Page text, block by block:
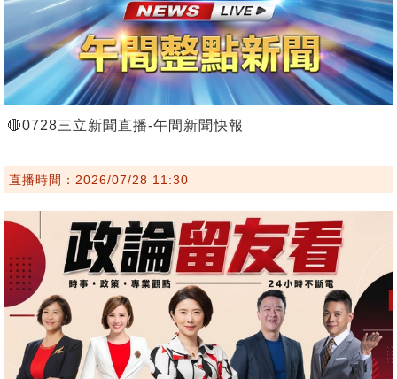
🔴0728三立新聞直播-午間新聞快報
直播時間：2026/07/28 11:30